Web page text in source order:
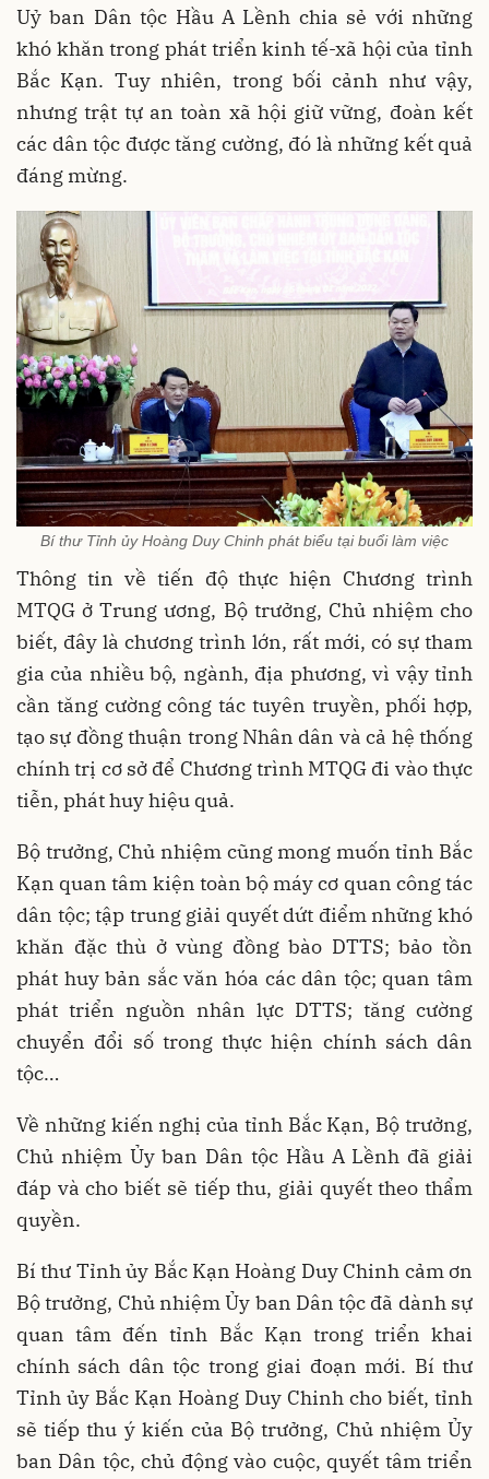
Uỷ ban Dân tộc Hầu A Lềnh chia sẻ với những
khó khăn trong phát triển kinh tế-xã hội của tỉnh
Bắc Kạn. Tuy nhiên, trong bối cảnh như vậy,
nhưng trật tự an toàn xã hội giữ vững, đoàn kết
các dân tộc được tăng cường, đó là những kết quả
đáng mừng.
Bí thư Tỉnh ủy Hoàng Duy Chinh phát biểu tại buổi làm việc
Thông tin về tiến độ thực hiện Chương trình
MTQG ở Trung ương, Bộ trưởng, Chủ nhiệm cho
biết, đây là chương trình lớn, rất mới, có sự tham
gia của nhiều bộ, ngành, địa phương, vì vậy tỉnh
cần tăng cường công tác tuyên truyền, phối hợp,
tạo sự đồng thuận trong Nhân dân và cả hệ thống
chính trị cơ sở để Chương trình MTQG đi vào thực
tiễn, phát huy hiệu quả.
Bộ trưởng, Chủ nhiệm cũng mong muốn tỉnh Bắc
Kạn quan tâm kiện toàn bộ máy cơ quan công tác
dân tộc; tập trung giải quyết dứt điểm những khó
khăn đặc thù ở vùng đồng bào DTTS; bảo tồn
phát huy bản sắc văn hóa các dân tộc; quan tâm
phát triển nguồn nhân lực DTTS; tăng cường
chuyển đổi số trong thực hiện chính sách dân
tộc…
Về những kiến nghị của tỉnh Bắc Kạn, Bộ trưởng,
Chủ nhiệm Ủy ban Dân tộc Hầu A Lềnh đã giải
đáp và cho biết sẽ tiếp thu, giải quyết theo thẩm
quyền.
Bí thư Tỉnh ủy Bắc Kạn Hoàng Duy Chinh cảm ơn
Bộ trưởng, Chủ nhiệm Ủy ban Dân tộc đã dành sự
quan tâm đến tỉnh Bắc Kạn trong triển khai
chính sách dân tộc trong giai đoạn mới. Bí thư
Tỉnh ủy Bắc Kạn Hoàng Duy Chinh cho biết, tỉnh
sẽ tiếp thu ý kiến của Bộ trưởng, Chủ nhiệm Ủy
ban Dân tộc, chủ động vào cuộc, quyết tâm triển